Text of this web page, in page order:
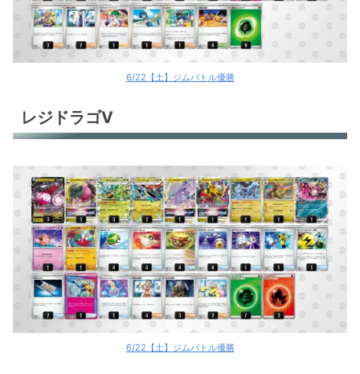
6/22【土】ジムバトル優勝
レジドラゴV
6/22【土】ジムバトル優勝